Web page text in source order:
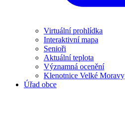
Virtuální prohlídka
Interaktivní mapa
Senioři
Aktuální teplota
Významná ocenění
Klenotnice Velké Moravy
Úřad obce